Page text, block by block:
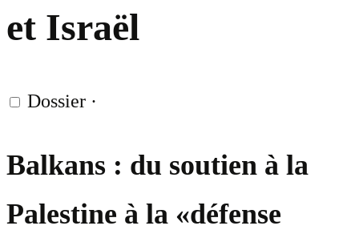
et Israël
Dossier ·
Balkans : du soutien à la
Palestine à la «défense